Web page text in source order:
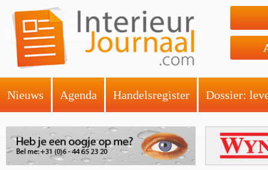
Nieuws Agenda Handelsregister Dossier: